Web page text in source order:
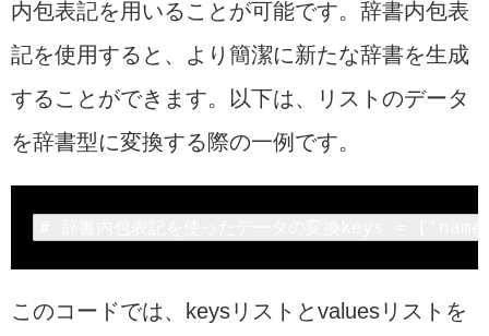
内包表記を用いることが可能です。辞書内包表
記を使用すると、より簡潔に新たな辞書を生成
することができます。以下は、リストのデータ
を辞書型に変換する際の一例です。
このコードでは、keysリストとvaluesリストを